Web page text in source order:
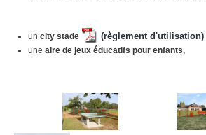
un city stade (règlement d'utilisation)
une aire de jeux éducatifs pour enfants,